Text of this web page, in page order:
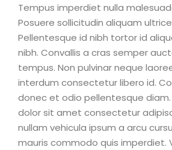
Tempus imperdiet nulla
Posuere sollicitudin aliquam
Pellentesque id nibh tortor id
nibh. Convallis a cras semper
tempus. Non pulvinar neque
interdum consectetur libero id.
donec et odio pellentesque diam.
dolor sit amet consectetur
nullam vehicula ipsum a arcu
mauris commodo quis imperdiet.